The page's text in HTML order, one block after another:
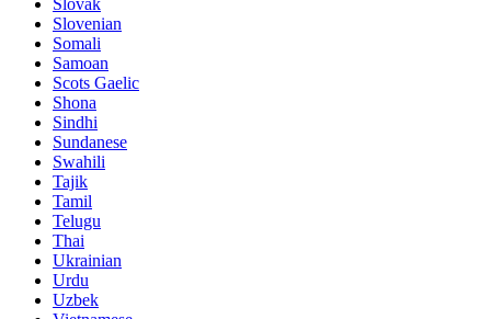
Slovenian
Somali
Samoan
Scots Gaelic
Shona
Sindhi
Sundanese
Swahili
Tajik
Tamil
Telugu
Thai
Ukrainian
Urdu
Uzbek